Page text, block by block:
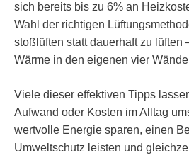
sich bereits bis zu 6% an
Wahl der richtigen
stoßlüften statt dauerhaft zu lüften
Wärme in den eigenen vier
Viele dieser effektiven Tipps
Aufwand oder Kosten im Alltag
wertvolle Energie sparen, einen
Umweltschutz leisten und